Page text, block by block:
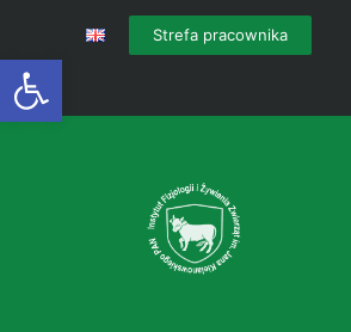
Otwórz pasek narzędzi
Strefa pracownika